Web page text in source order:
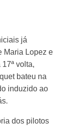
já
Maria Lopez e
volta,
bateu na
induzido ao
dos pilotos